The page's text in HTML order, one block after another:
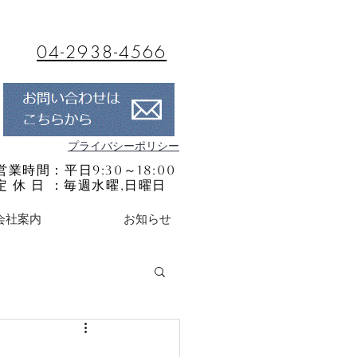
04-2938-4566
プライバシーポリシー
業時間：平日9:30～18:00
休 日 ：毎週水曜,日曜日
社案内 お知らせ